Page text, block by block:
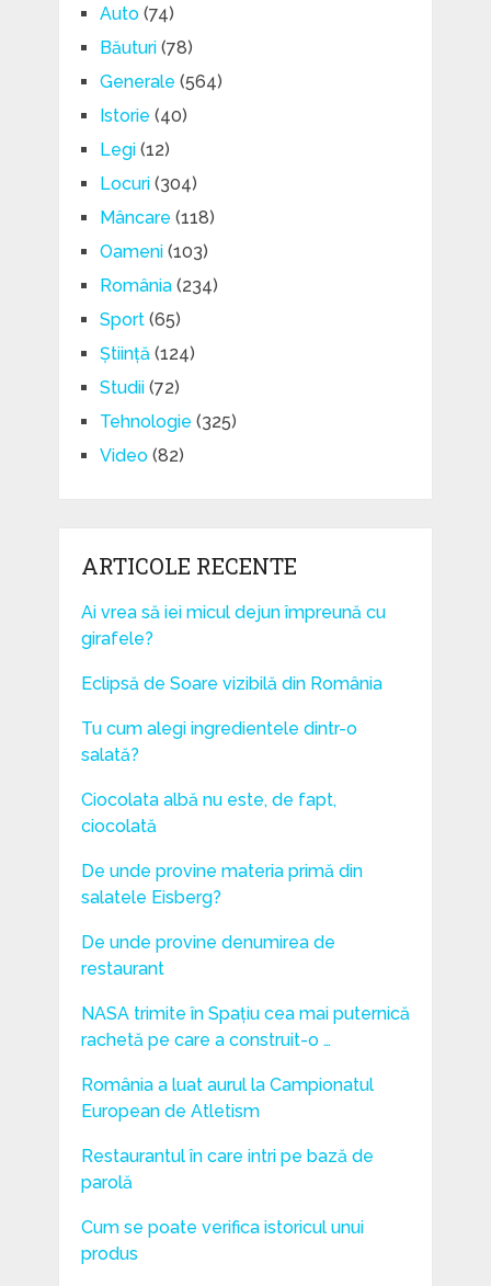
Auto(74)
Băuturi(78)
Generale (564)
Istorie (40)
Legi(12)
Locuri(304)
Mâncare (118)
Oameni(103)
România(234)
Sport(65)
Știință(124)
Studii(72)
Tehnologie (325)
Video(82)
ARTICOLE RECENTE
Ai vrea să iei micul dejun împreună cu
girafele?
Eclipsă de Soare vizibilă din România
Tu cum alegi ingredientele dintr-o
salată?
Ciocolata albă nu este, de fapt,
ciocolată
De unde provine materia primă din
salatele Eisberg?
De unde provine denumirea de
restaurant
NASA trimite în Spațiu cea mai puternică
rachetă pe care a construit-o …
România a luat aurul la Campionatul
European de Atletism
Restaurantul în care intri pe bază de
parolă
Cum se poate verifica istoricul unui
produs